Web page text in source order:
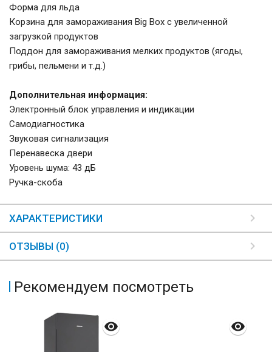
Форма для льда
Корзина для замораживания Big Box с увеличенной
загрузкой продуктов
Поддон для замораживания мелких продуктов (ягоды,
грибы, пельмени и т.д.)
Дополнительная информация:
Электронный блок управления и индикации
Самодиагностика
Звуковая сигнализация
Перенавеска двери
Уровень шума: 43 дБ
Ручка-скоба
ХАРАКТЕРИСТИКИ
ОТЗЫВЫ (0)
Рекомендуем посмотреть